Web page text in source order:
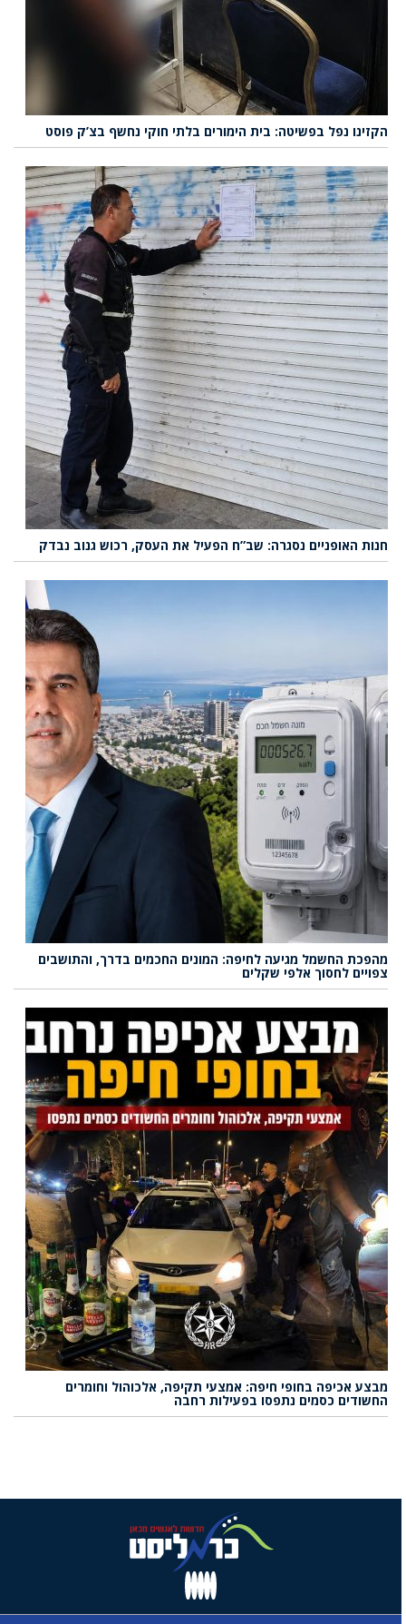
הקזינו נפל בפשיטה: בית הימורים בלתי חוקי נחשף בצ’ק פוסט
חנות האופניים נסגרה: שב”ח הפעיל את העסק, רכוש גנוב נבדק
מהפכת החשמל מגיעה לחיפה: המונים החכמים בדרך, והתושבים
צפויים לחסוך אלפי שקלים
מבצע אכיפה בחופי חיפה: אמצעי תקיפה, אלכוהול וחומרים
החשודים כסמים נתפסו בפעילות רחבה